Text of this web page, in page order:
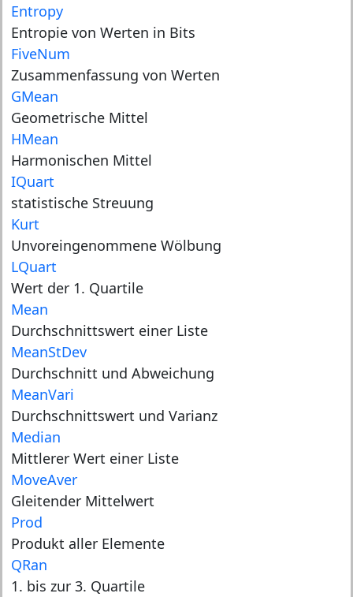
Entropy
Entropie von Werten in Bits
FiveNum
Zusammenfassung von Werten
GMean
Geometrische Mittel
HMean
Harmonischen Mittel
IQuart
statistische Streuung
Kurt
Unvoreingenommene Wölbung
LQuart
Wert der 1. Quartile
Mean
Durchschnittswert einer Liste
MeanStDev
Durchschnitt und Abweichung
MeanVari
Durchschnittswert und Varianz
Median
Mittlerer Wert einer Liste
MoveAver
Gleitender Mittelwert
Prod
Produkt aller Elemente
QRan
1. bis zur 3. Quartile